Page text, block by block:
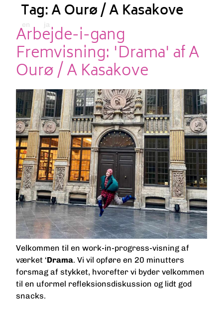
en ja
Tag:A Ourø / A Kasakove
Arbejde-i-gang
Fremvisning: 'Drama' af A
Ourø / A Kasakove
Velkommen til en work-in-progress-visning af
værket ‘Drama. Vi vil opføre en 20 minutters
forsmag af stykket, hvorefter vi byder velkommen
til en uformel refleksionsdiskussion og lidt god
snacks.